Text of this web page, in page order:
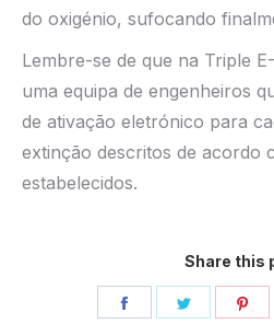
do oxigénio, sufocando
Lembre-se de que na Triple
uma equipa de engenheiros
de ativação eletrónico para
extinção descritos de acordo
estabelecidos.
Share this
Share
Share